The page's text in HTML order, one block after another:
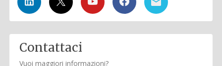
Contattaci
Vuoi maggiori informazioni?